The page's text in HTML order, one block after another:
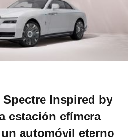
Spectre Inspired by
estación efímera
automóvil eterno